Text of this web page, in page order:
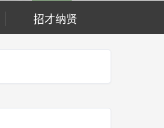
招才纳贤